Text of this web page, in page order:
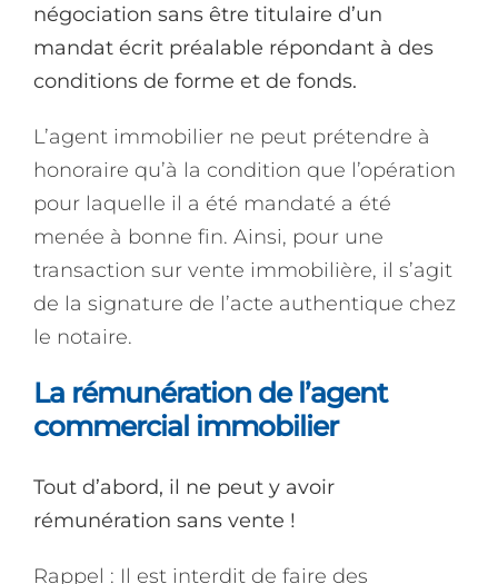
négociation sans être titulaire d’un
mandat écrit préalable répondant à des
conditions de forme et de fonds.
L’agent immobilier ne peut prétendre à
honoraire qu’à la condition que l’opération
pour laquelle il a été mandaté a été
menée à bonne fin. Ainsi, pour une
transaction sur vente immobilière, il s’agit
de la signature de l’acte authentique chez
le notaire.
La rémunération de l’agent
commercial immobilier
Tout d’abord, il ne peut y avoir
rémunération sans vente !
Rappel : Il est interdit de faire des